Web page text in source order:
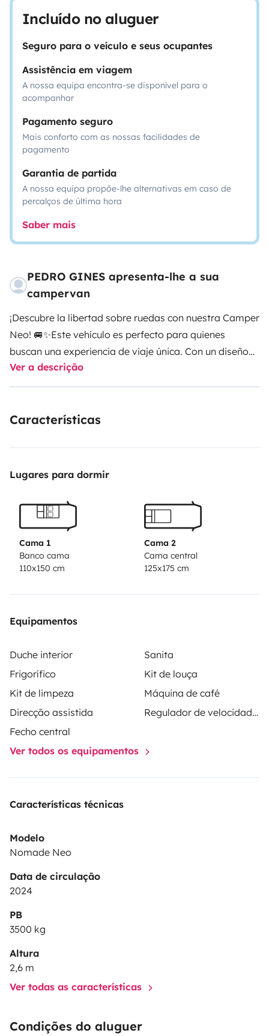
Incluído no aluguer
Seguro para o veículo e seus ocupantes
Assistência em viagem
A nossa equipa encontra-se disponível para o
acompanhar
Pagamento seguro
Mais conforto com as nossas facilidades de
pagamento
Garantia de partida
A nossa equipa propõe-lhe alternativas em caso de
percalços de última hora
Saber mais
PEDRO GINES apresenta-lhe a sua
campervan
¡Descubre la libertad sobre ruedas con nuestra Camper
Neo! 🚐✨Este vehículo es perfecto para quienes
buscan una experiencia de viaje única. Con un diseño
moderno y funcional, la Camper Neo ofrece todas las
comodidades que necesitas: cama doble, cocina
Ideal para escapadas a la playa, la montaña o incluso
kilómetro a tu propio ritmo, detenerte en los mejores
¡No te limites por horarios ni destinos!Si buscas una
aventura auténtica y cómoda, nuestra Camper Neo es
inolvidable. ¡Reserva ahora y comienza tu aventura!
Ver a descrição
Características
Lugares para dormir
Cama 1
Banco cama
110x150 cm
Cama 2
Cama central
125x175 cm
Equipamentos
Duche interior
Sanita
Frigorífico
Kit de louça
Kit de limpeza
Máquina de café
Direcção assistida
Regulador de velocidade / Cruise Control
Fecho central
Ver todos os equipamentos
Características técnicas
Modelo
Nomade Neo
Data de circulação
2024
PB
3500 kg
Altura
2,6 m
Ver todas as características
Condições do aluguer